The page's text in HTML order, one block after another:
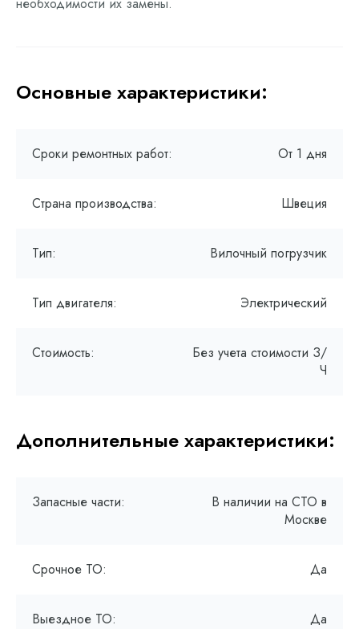
Основные характеристики:
Сроки ремонтных работ: От 1 дня
Страна производства: Швеция
Тип: Вилочный погрузчик
Тип двигателя: Электрический
Стоимость:
Без учета стоимости З/
Ч
Дополнительные характеристики:
Запасные части:
В наличии на СТО в
Москве
Срочное ТО: Да
Выездное ТО: Да